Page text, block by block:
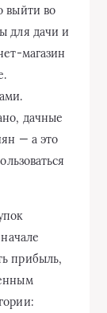
выйти во
для дачи и
магазин
дачные
— а это
прибыль,